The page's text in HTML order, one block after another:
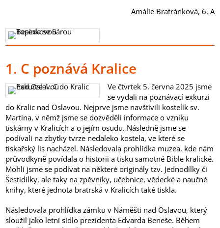
Amálie Bratránková, 6. A
1. C poznává Kralice
Ve čtvrtek 5. června 2025 jsme
se vydali na poznávací exkurzi
do Kralic nad Oslavou. Nejprve jsme navštívili kostelík sv.
Martina, v němž jsme se dozvěděli informace o vzniku
tiskárny v Kralicích a o jejím osudu. Následně jsme se
podívali na zbytky tvrze nedaleko kostela, ve které se
tiskařský lis nacházel. Následovala prohlídka muzea, kde nám
průvodkyně povídala o historii a tisku samotné Bible kralické.
Mohli jsme se podívat na některé originály tzv. Jednodílky či
Šestidílky, ale taky na zpěvníky, učebnice, vědecké a naučné
knihy, které jednota bratrská v Kralicích také tiskla.
Následovala prohlídka zámku v Náměšti nad Oslavou, který
sloužil jako letní sídlo prezidenta Edvarda Beneše. Během